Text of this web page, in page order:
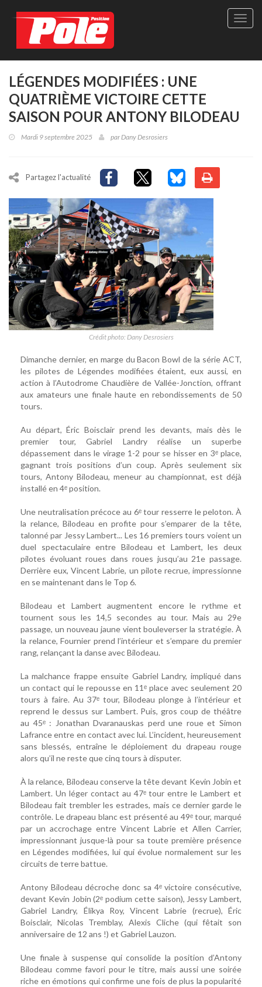
Site
LÉGENDES MODIFIÉES : UNE
QUATRIÈME VICTOIRE CETTE
SAISON POUR ANTONY BILODEAU
Mardi 9 septembre 2025 parDany Desrosiers
Partagez l'actualité
Crédit photo: Dany Desrosiers
Dimanche dernier, en marge du Bacon Bowl de la série ACT,
les pilotes de Légendes modifiées étaient, eux aussi, en
action à l’Autodrome Chaudière de Vallée-Jonction, offrant
aux amateurs une finale haute en rebondissements de 50
tours.
Au départ, Éric Boisclair prend les devants, mais dès le
premier tour, Gabriel Landry réalise un superbe
dépassement dans le virage 1-2 pour se hisser en 3ᵉ place,
gagnant trois positions d’un coup. Après seulement six
tours, Antony Bilodeau, meneur au championnat, est déjà
installé en 4ᵉ position.
Une neutralisation précoce au 6ᵉ tour resserre le peloton. À
la relance, Bilodeau en profite pour s’emparer de la tête,
talonné par Jessy Lambert... Les 16 premiers tours voient un
duel spectaculaire entre Bilodeau et Lambert, les deux
pilotes évoluant roues dans roues jusqu’au 21e passage.
Derrière eux, Vincent Labrie, un pilote recrue, impressionne
en se maintenant dans le Top 6.
Bilodeau et Lambert augmentent encore le rythme et
tournent sous les 14,5 secondes au tour. Mais au 29e
passage, un nouveau jaune vient bouleverser la stratégie. À
la relance, Fournier prend l’intérieur et s’empare du premier
rang, relançant la danse avec Bilodeau.
La malchance frappe ensuite Gabriel Landry, impliqué dans
un contact qui le repousse en 11ᵉ place avec seulement 20
tours à faire. Au 37ᵉ tour, Bilodeau plonge à l’intérieur et
reprend le dessus sur Lambert. Puis, gros coup de théâtre
au 45ᵉ : Jonathan Dvaranauskas perd une roue et Simon
Lafrance entre en contact avec lui. L’incident, heureusement
sans blessés, entraîne le déploiement du drapeau rouge
alors qu’il ne reste que cinq tours à disputer.
À la relance, Bilodeau conserve la tête devant Kevin Jobin et
Lambert. Un léger contact au 47ᵉ tour entre le Lambert et
Bilodeau fait trembler les estrades, mais ce dernier garde le
contrôle. Le drapeau blanc est présenté au 49ᵉ tour, marqué
par un accrochage entre Vincent Labrie et Allen Carrier,
impressionnant jusque-là pour sa toute première présence
en Légendes modifiées, lui qui évolue normalement sur les
circuits de terre battue.
Antony Bilodeau décroche donc sa 4ᵉ victoire consécutive,
devant Kevin Jobin (2ᵉ podium cette saison), Jessy Lambert,
Gabriel Landry, Élikya Roy, Vincent Labrie (recrue), Éric
Boisclair, Nicolas Tremblay, Alexis Cliche (qui fêtait son
anniversaire de 12 ans !) et Gabriel Lauzon.
Une finale à suspense qui consolide la position d’Antony
Bilodeau comme favori pour le titre, mais aussi une soirée
riche en émotions qui confirme une fois de plus la popularité